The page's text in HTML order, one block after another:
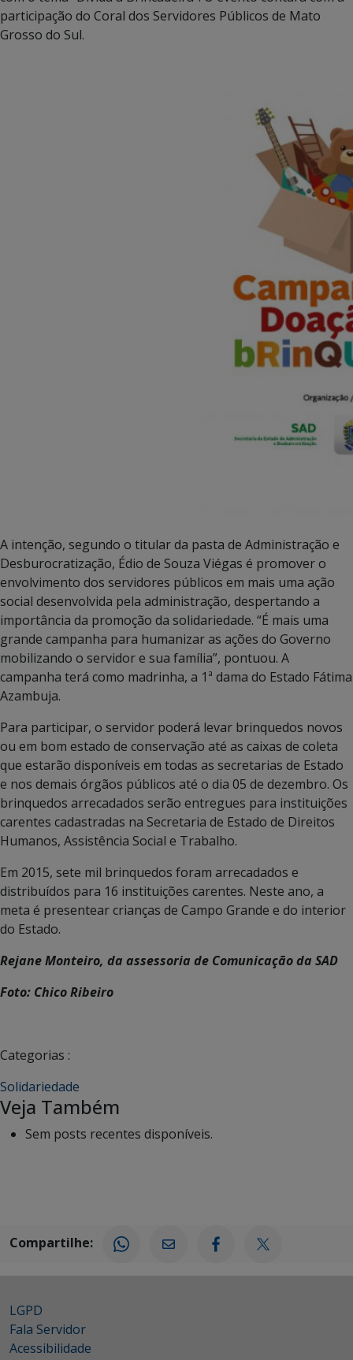
participação do Coral dos Servidores Públicos de Mato
Grosso do Sul.
A intenção, segundo o titular da pasta de Administração e
Desburocratização, Édio de Souza Viégas é promover o
envolvimento dos servidores públicos em mais uma ação
social desenvolvida pela administração, despertando a
importância da promoção da solidariedade. “É mais uma
grande campanha para humanizar as ações do Governo
mobilizando o servidor e sua família”, pontuou. A
campanha terá como madrinha, a 1ª dama do Estado Fátima
Azambuja.
Para participar, o servidor poderá levar brinquedos novos
ou em bom estado de conservação até as caixas de coleta
que estarão disponíveis em todas as secretarias de Estado
e nos demais órgãos públicos até o dia 05 de dezembro. Os
brinquedos arrecadados serão entregues para instituições
carentes cadastradas na Secretaria de Estado de Direitos
Humanos, Assistência Social e Trabalho.
Em 2015, sete mil brinquedos foram arrecadados e
distribuídos para 16 instituições carentes. Neste ano, a
meta é presentear crianças de Campo Grande e do interior
do Estado.
Rejane Monteiro, da assessoria de Comunicação da SAD
Foto: Chico Ribeiro
Categorias :
Solidariedade
Veja Também
Sem posts recentes disponíveis.
Compartilhe:
LGPD
Fala Servidor
Acessibilidade